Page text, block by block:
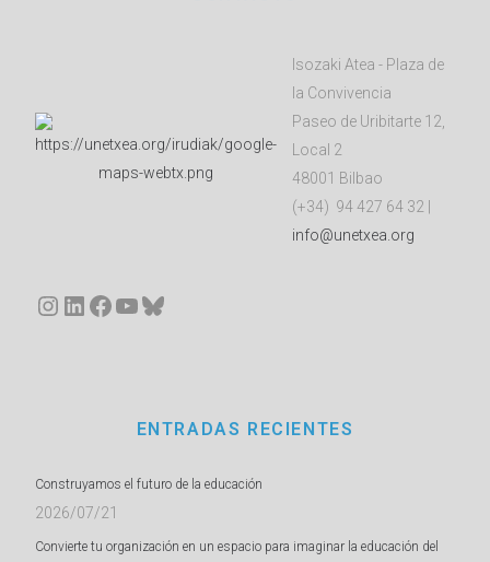
Isozaki Atea - Plaza de
la Convivencia
Paseo de Uribitarte 12,
Local 2
48001 Bilbao
(+34) 94 427 64 32 |
info@unetxea.org
Instagram
LinkedIn
Facebook
YouTube
Bluesky
ENTRADAS RECIENTES
Construyamos el futuro de la educación
2026/07/21
Convierte tu organización en un espacio para imaginar la educación del